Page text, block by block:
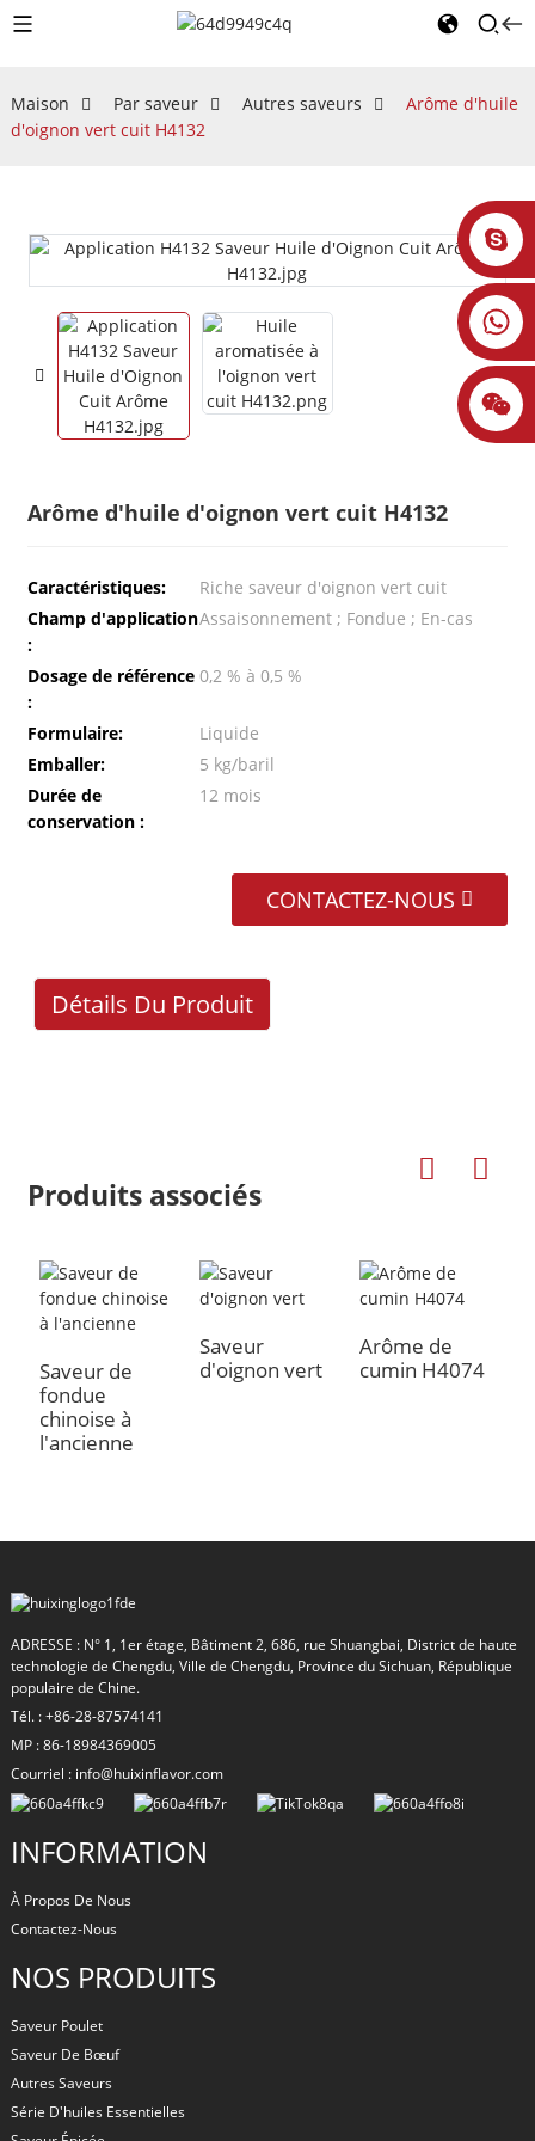
Maison Par saveur Autres saveurs
Arôme d'huile
d'oignon vert cuit H4132
Arôme d'huile d'oignon vert cuit H4132
Caractéristiques:
Riche saveur d'oignon vert cuit
Champ d'application
:
Assaisonnement ; Fondue ; En-cas
Dosage de référence
:
0,2 % à 0,5 %
Formulaire:
Liquide
Emballer:
5 kg/baril
Durée de
conservation :
12 mois
CONTACTEZ-NOUS
Détails Du Produit
Produits associés
Saveur de
fondue
chinoise à
l'ancienne
Saveur
d'oignon vert
Arôme de
cumin H4074
ADRESSE : N° 1, 1er étage, Bâtiment 2, 686, rue Shuangbai, District de haute
technologie de Chengdu, Ville de Chengdu, Province du Sichuan, République
populaire de Chine.
Tél. : +86-28-87574141
MP : 86-18984369005
Courriel : info@huixinflavor.com
INFORMATION
À Propos De Nous
Contactez-Nous
NOS PRODUITS
Saveur Poulet
Saveur De Bœuf
Autres Saveurs
Série D'huiles Essentielles